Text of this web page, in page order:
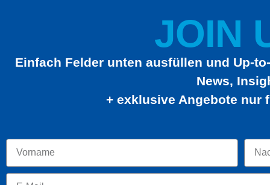
JOIN
Einfach Felder unten ausfüllen und Up-
News,
+ exklusive Angebote nur